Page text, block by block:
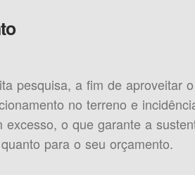
pesquisa, a fim de aproveitar
no terreno e
o que garante a
para o seu orçamento.